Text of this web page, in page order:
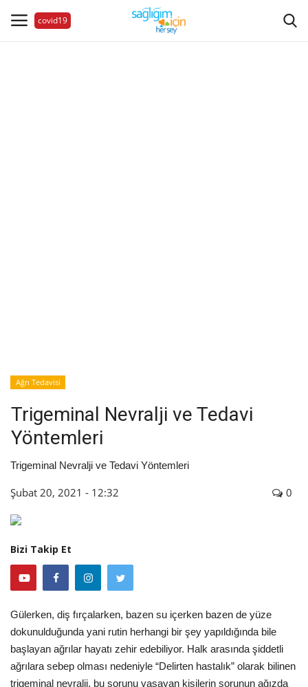
covid19
Tanı-Tedavi
Ağrı Tedavisi
Trigeminal Nevralji ve Tedavi
Yöntemleri
Trigeminal Nevralji ve Tedavi Yöntemleri
Şubat 20, 2021 - 12:32 0
Bizi Takip Et
Gülerken, diş fırçalarken, bazen su içerken bazen de yüze
dokunulduğunda yani rutin herhangi bir şey yapıldığında bile
başlayan ağrılar hayatı zehir edebiliyor. Halk arasında şiddetli
ağrılara sebep olması nedeniyle “Delirten hastalık” olarak bilinen
trigeminal nevralji, bu sorunu yaşayan kişilerin sorunun ağızda